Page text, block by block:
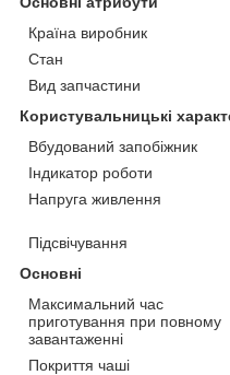
Країна виробник
Стан
Вид запчастини
Користувальницькі
Вбудований запобіжник
Індикатор роботи
Напруга живлення
Підсвічування
Основні
Максимальний час
приготування при повному
завантаженні
Покриття чаші